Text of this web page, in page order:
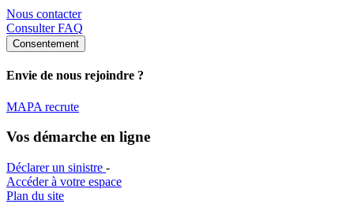
Nous contacter
Consulter FAQ
Consentement
Envie de nous rejoindre ?
MAPA recrute
Vos démarche en ligne
Déclarer un sinistre -
Accéder à votre espace
Plan du site